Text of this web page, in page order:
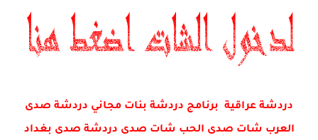
دردشة عراقية برنامج دردشة بنات مجاني دردشة صدى
العرب شات صدى الحب شات صدى دردشة صدى بغداد